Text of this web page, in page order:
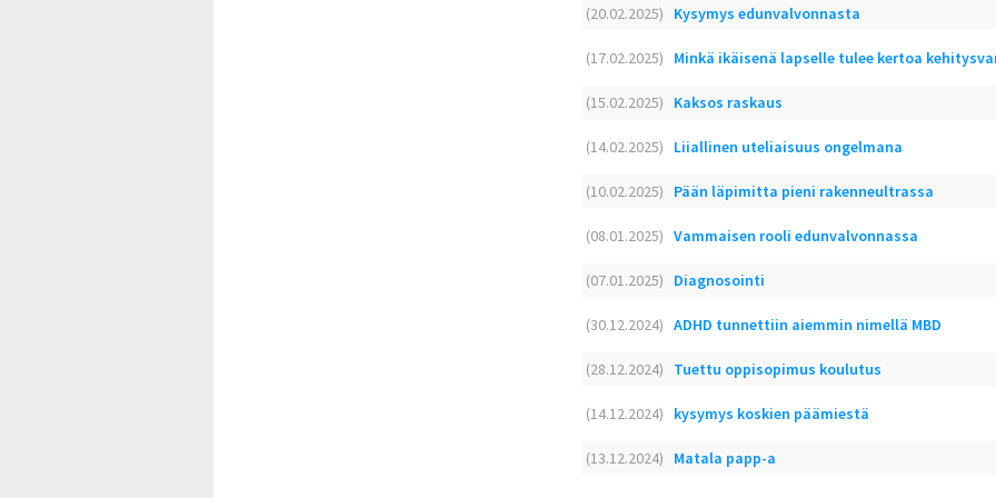
(20.02.2025) Kysymys edunvalvonnasta
(17.02.2025) Minkä ikäisenä lapselle tulee kertoa
(15.02.2025) Kaksos raskaus
(14.02.2025) Liiallinen uteliaisuus ongelmana
(10.02.2025) Pään läpimitta pieni rakenneultrassa
(08.01.2025) Vammaisen rooli edunvalvonnassa
(07.01.2025) Diagnosointi
(30.12.2024) ADHD tunnettiin aiemmin nimellä MBD
(28.12.2024) Tuettu oppisopimus koulutus
(14.12.2024) kysymys koskien päämiestä
(13.12.2024) Matala papp-a